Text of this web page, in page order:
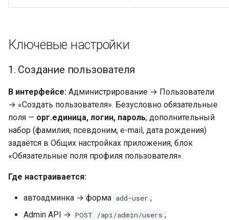
Ключевые настройки
1. Создание пользователя
В интерфейсе: Администрирование → Пользователи
→ «Создать пользователя». Безусловно обязательные
поля — орг.единица, логин, пароль; дополнительный
набор (фамилия, псевдоним, e-mail, дата рождения)
задаётся в Общих настройках приложения, блок
«Обязательные поля профиля пользователя».
Где настраивается:
автоадминка → форма add-user ;
Admin API → POST /api/admin/users ;